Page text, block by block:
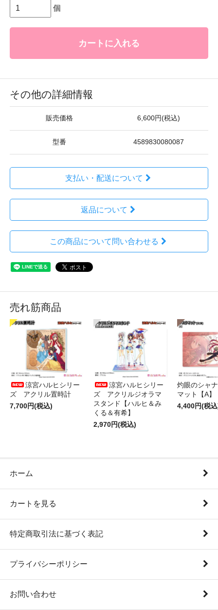
個
カートに入れる
その他の詳細情報
販売価格 6,600円(税込)
型番 4589830080087
支払い・配送について
返品について
この商品について問い合わせる
売れ筋商品
涼宮ハルヒシリー
ズ アクリル置時計
7,700円(税込)
涼宮ハルヒシリー
ズ アクリルジオラマ
スタンド【ハルヒ＆み
くる＆有希】
2,970円(税込)
灼眼のシャ
マット【A】
4,400円(税
ホーム
カートを見る
特定商取引法に基づく表記
プライバシーポリシー
お問い合わせ